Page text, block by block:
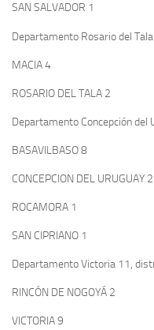
SAN SALVADOR 1
Departamento Rosario del
MACIA 4
ROSARIO DEL TALA 2
Departamento Concepción del
BASAVILBASO 8
CONCEPCION DEL URUGUAY
ROCAMORA 1
SAN CIPRIANO 1
Departamento Victoria 11,
RINCÓN DE NOGOYÁ 2
VICTORIA 9